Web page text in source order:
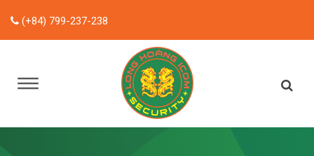
(+84) 799-237-238